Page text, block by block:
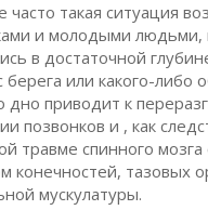
часто такая ситуация
и молодыми людьми,
в достаточной
берега или какого-либо
дно приводит к
позвонков и , как
травме спинного
конечностей, тазовых
мускулатуры.